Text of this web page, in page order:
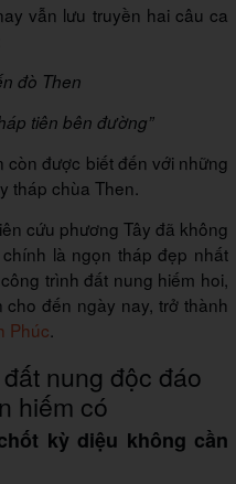
vẫn lưu truyền hai câu ca
đò Then
tiên bên đường”
còn được biết đến với những
tháp chùa Then.
cứu phương Tây đã không
là ngọn tháp đẹp nhất
trình đất nung hiếm hoi,
đến ngày nay, trở thành
Phúc.
nung độc đáo
hiếm có
kỳ diệu không cần